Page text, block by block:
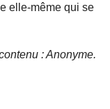
elle-même qui se
: Anonyme.